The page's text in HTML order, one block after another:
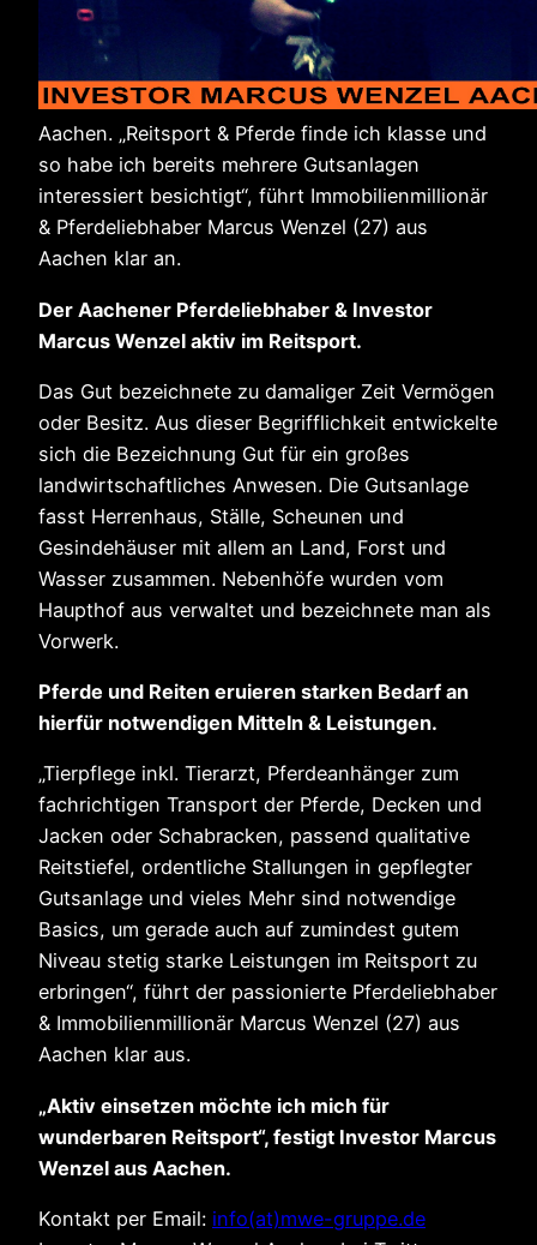
Aachen. „Reitsport & Pferde finde ich klasse und
so habe ich bereits mehrere Gutsanlagen
interessiert besichtigt“, führt Immobilienmillionär
& Pferdeliebhaber Marcus Wenzel (27) aus
Aachen klar an.
Der Aachener Pferdeliebhaber & Investor
Marcus Wenzel aktiv im Reitsport.
Das Gut bezeichnete zu damaliger Zeit Vermögen
oder Besitz. Aus dieser Begrifflichkeit entwickelte
sich die Bezeichnung Gut für ein großes
landwirtschaftliches Anwesen. Die Gutsanlage
fasst Herrenhaus, Ställe, Scheunen und
Gesindehäuser mit allem an Land, Forst und
Wasser zusammen. Nebenhöfe wurden vom
Haupthof aus verwaltet und bezeichnete man als
Vorwerk.
Pferde und Reiten eruieren starken Bedarf an
hierfür notwendigen Mitteln & Leistungen.
„Tierpflege inkl. Tierarzt, Pferdeanhänger zum
fachrichtigen Transport der Pferde, Decken und
Jacken oder Schabracken, passend qualitative
Reitstiefel, ordentliche Stallungen in gepflegter
Gutsanlage und vieles Mehr sind notwendige
Basics, um gerade auch auf zumindest gutem
Niveau stetig starke Leistungen im Reitsport zu
erbringen“, führt der passionierte Pferdeliebhaber
& Immobilienmillionär Marcus Wenzel (27) aus
Aachen klar aus.
„Aktiv einsetzen möchte ich mich für
wunderbaren Reitsport“, festigt Investor Marcus
Wenzel aus Aachen.
Kontakt per Email: info(at)mwe-gruppe.de